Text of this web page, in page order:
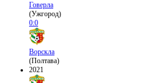
Говерла
(Ужгород)
0:0
Ворскла
(Полтава)
2021